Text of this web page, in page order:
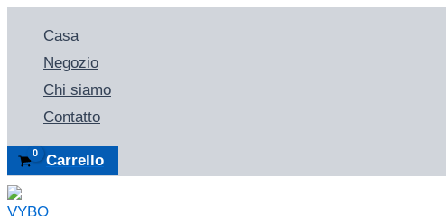
contenuto
Casa
Negozio
Chi siamo
Contatto
Carrello